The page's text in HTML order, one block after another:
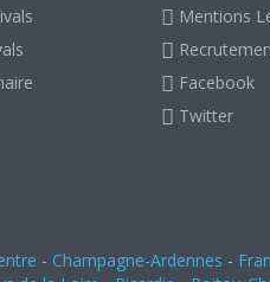
Mentions
Facebook
Twitter
- Champagne-Ardennes -